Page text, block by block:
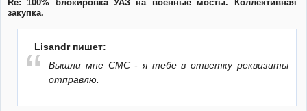
Re: 100% блокировка УАЗ на военные мосты. Коллективная
закупка.
Lisandr пишет:
Вышли мне СМС - я тебе в ответку реквизиты
отправлю.